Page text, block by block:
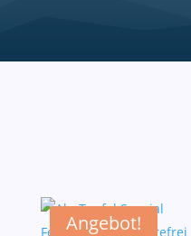
Angebot!